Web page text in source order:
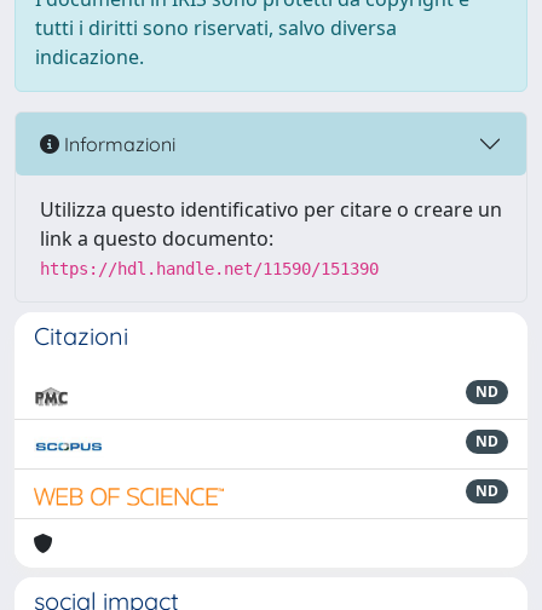
tutti i diritti sono riservati, salvo diversa
indicazione.
Informazioni
Utilizza questo identificativo per citare o creare un
link a questo documento:
https://hdl.handle.net/11590/151390
Citazioni
ND
ND
ND
social impact